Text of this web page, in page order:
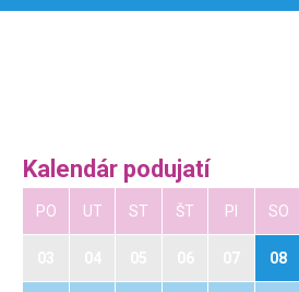
Kalendár podujatí
PO UT ST ŠT PI SO
08